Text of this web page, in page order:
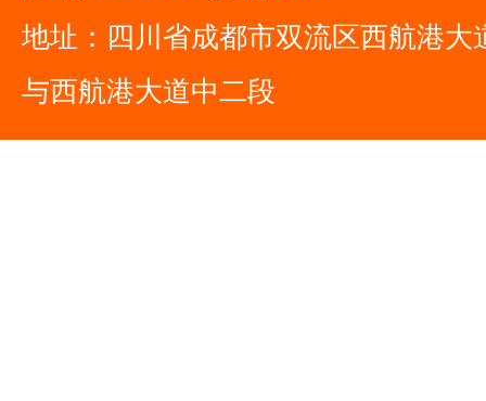
地址：四川省成都市双流区西航港大
与西航港大道中二段